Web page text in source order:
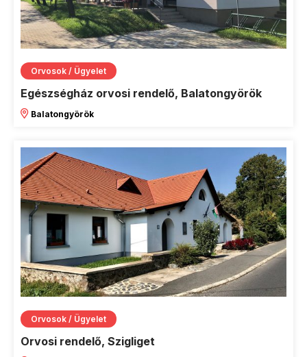
Orvosok / Ügyelet
Egészségház orvosi rendelő, Balatongyörök
Balatongyörök
Orvosok / Ügyelet
Orvosi rendelő, Szigliget